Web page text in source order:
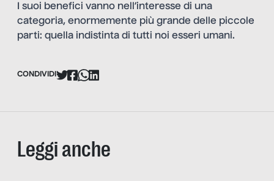
I suoi benefici vanno nell’interesse di una
categoria, enormemente più grande delle piccole
parti: quella indistinta di tutti noi esseri umani.
CONDIVIDI
Leggi anche